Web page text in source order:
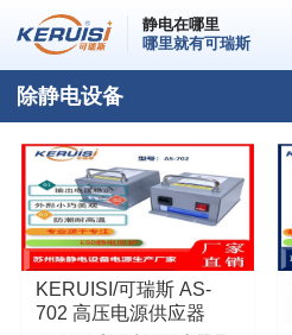
静电在哪里
哪里就有可瑞斯
除静电设备
KERUISI/可瑞斯 AS-
702 高压电源供应器